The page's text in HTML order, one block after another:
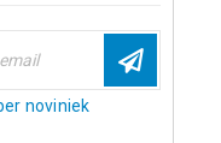
noviniek